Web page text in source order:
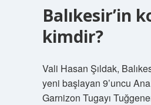
Balıkesir’in
kimdir?
Vali Hasan Şıldak,
yeni başlayan 9’uncu
Garnizon Tugayı